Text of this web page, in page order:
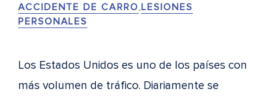
ACCIDENTE DE CARRO,LESIONES
PERSONALES
Los Estados Unidos es uno de los países con
más volumen de tráfico. Diariamente se